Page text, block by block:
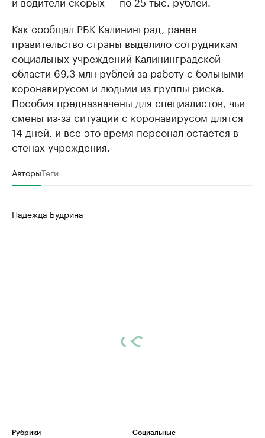
Как сообщал РБК Калининград, ранее
правительство страны выделилосотрудникам
социальных учреждений Калининградской
области 69,3 млн рублей за работу с больными
коронавирусом и людьми из группы риска.
Пособия предназначены для специалистов, чьи
смены из-за ситуации с коронавирусом длятся
14 дней, и все это время персонал остается в
стенах учреждения.
АвторыТеги
Надежда Будрина
Рубрики
Социальные